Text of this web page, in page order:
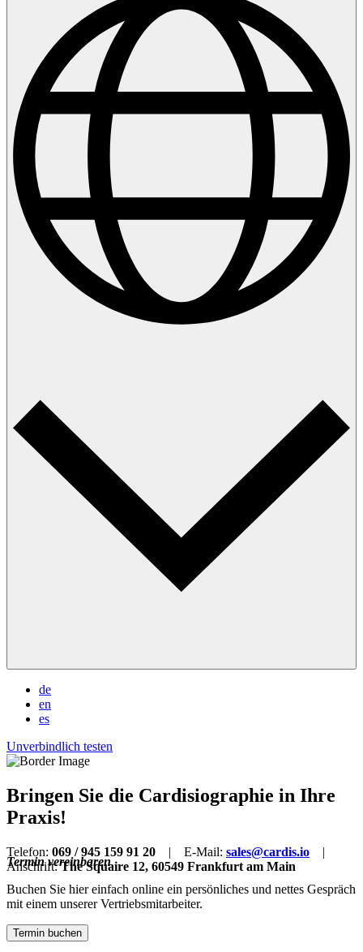
de
en
es
Unverbindlich testen
Bringen Sie die Cardisiographie in Ihre
Praxis!
Telefon: 069 / 945 159 91 20 | E-Mail: sales@cardis.io |
Anschrift:The Squaire 12, 60549 Frankfurt am Main
Termin vereinbaren
Buchen Sie hier einfach online ein persönliches und nettes Gespräch
mit einem unserer Vertriebsmitarbeiter.
Termin buchen